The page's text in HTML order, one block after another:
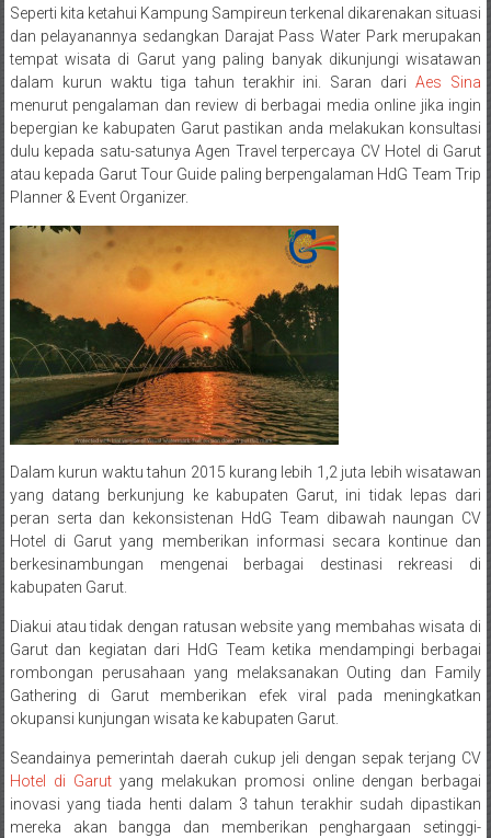
Seperti kita ketahui Kampung Sampireun terkenal dikarenakan situasi
dan pelayanannya sedangkan Darajat Pass Water Park merupakan
tempat wisata di Garut yang paling banyak dikunjungi wisatawan
dalam kurun waktu tiga tahun terakhir ini. Saran dariAes Sina
menurut pengalaman dan review di berbagai media online jika ingin
bepergian ke kabupaten Garut pastikan anda melakukan konsultasi
dulu kepada satu-satunya Agen Travel terpercaya CV Hotel di Garut
atau kepada Garut Tour Guide paling berpengalaman HdG Team Trip
Planner & Event Organizer.
Dalam kurun waktu tahun 2015 kurang lebih 1,2 juta lebih wisatawan
yang datang berkunjung ke kabupaten Garut, ini tidak lepas dari
peran serta dan kekonsistenan HdG Team dibawah naungan CV
Hotel di Garut yang memberikan informasi secara kontinue dan
berkesinambungan mengenai berbagai destinasi rekreasi di
kabupaten Garut.
Diakui atau tidak dengan ratusan website yang membahas wisata di
Garut dan kegiatan dari HdG Team ketika mendampingi berbagai
rombongan perusahaan yang melaksanakan Outing dan Family
Gathering di Garut memberikan efek viral pada meningkatkan
okupansi kunjungan wisata ke kabupaten Garut.
Seandainya pemerintah daerah cukup jeli dengan sepak terjang CV
Hotel di Garutyang melakukan promosi online dengan berbagai
inovasi yang tiada henti dalam 3 tahun terakhir sudah dipastikan
mereka akan bangga dan memberikan penghargaan setinggi-